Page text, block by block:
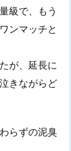
級で、もう
ンマッチと
が、延長に
きながらど
らずの泥臭